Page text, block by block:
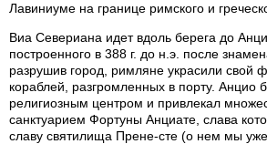
Лавиниуме на границе римского и
Виа Севериана идет вдоль берега до
построенного в 388 г. до н.э. после
разрушив город, римляне украсили свой
кораблей, разгромленных в порту. Анцио
религиозным центром и привлекал
санктуарием Фортуны Анциате, слава
славу святилища Прене-сте (о нем мы уже